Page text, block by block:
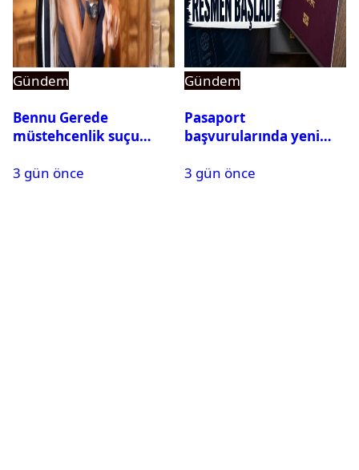
Gündem
Bennu Gerede
müstehcenlik suçu
alındı
3 gün önce
Gündem
Pasaport
başvurularında yeni
3 gün önce